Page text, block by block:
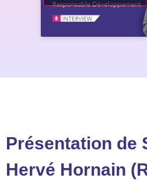
Présentation de
Hervé Hornain